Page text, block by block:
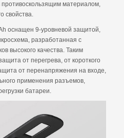
материалом,
свойства.
оснащен 9-уровневой защитой,
разработанная с
высокого качества. Таким
от перегрева, от короткого
от перенапряжения на входе,
применения разъемов,
батареи.